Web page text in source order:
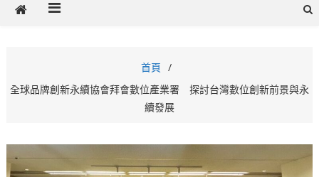
首頁
全球品牌創新永續協會拜會數位產業署 探討台灣數位創新前景與永
續發展